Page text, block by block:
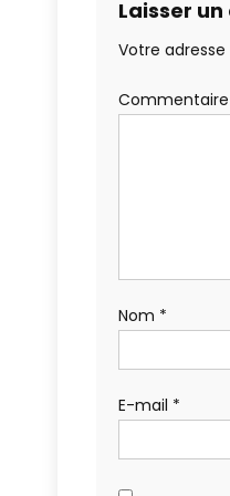
Laisser
Votre
Commentaire
Nom *
E-mail *